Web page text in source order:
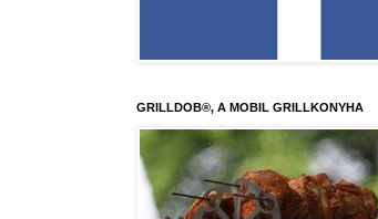
GRILLDOB®, A MOBIL GRILLKONYHA